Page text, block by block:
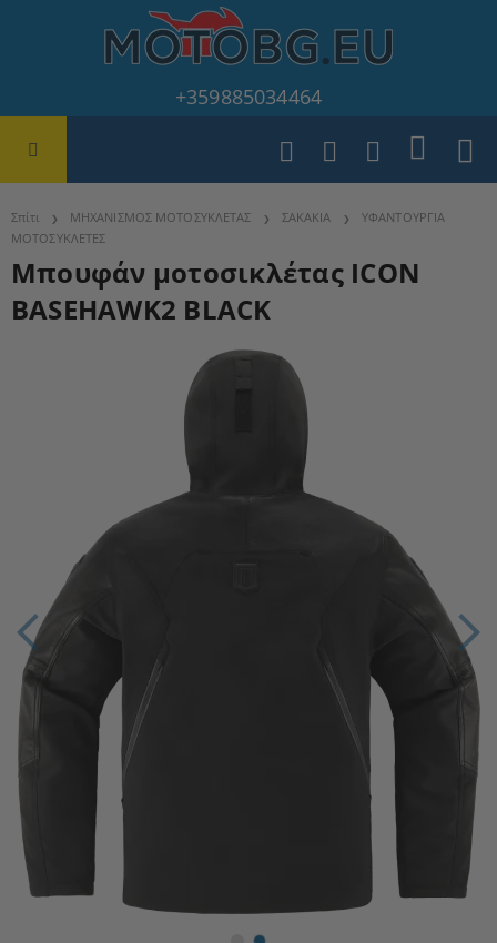
+359885034464
Σπίτι ΜΗΧΑΝΙΣΜΟΣ ΜΟΤΟΣΥΚΛΕΤΑΣ ΣΑΚΑΚΙΑ
ΥΦΑΝΤΟΥΡΓΙΑ
ΜΟΤΟΣΥΚΛΕΤΕΣ
Μπουφάν μοτοσικλέτας ICON
BASEHAWK2 BLACK